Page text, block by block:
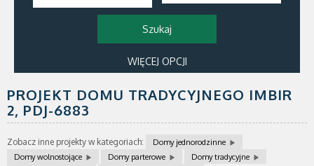
WIĘCEJ OPCJI
PROJEKT DOMU TRADYCYJNEGO IMBIR
2, PDJ-6883
Zobacz inne projekty w kategoriach:
Domy jednorodzinne
Domy wolnostojące
Domy parterowe
Domy tradycyjne